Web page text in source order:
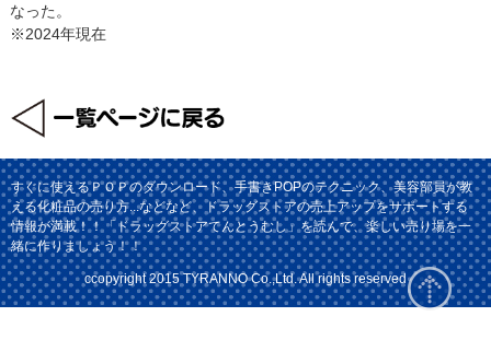
なった。
※2024年現在
すぐに使えるＰＯＰのダウンロード、手書きPOPのテクニック、美容部員が教
える化粧品の売り方...などなど、ドラッグストアの売上アップをサポートする
情報が満載！！「ドラッグストアてんとうむし」を読んで、楽しい売り場を一
緒に作りましょう！！
ccopyright 2015 TYRANNO Co.,Ltd. All rights reserved